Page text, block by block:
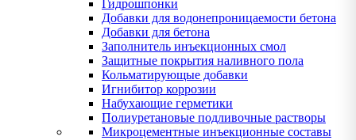
Гидрошпонки
Добавки для водонепроницаемости бетона
Добавки для бетона
Заполнитель инъекционных смол
Защитные покрытия наливного пола
Кольматирующые добавки
Игнибитор коррозии
Набухающие герметики
Полиуретановые подливочные растворы
Микроцементные инъекционные составы